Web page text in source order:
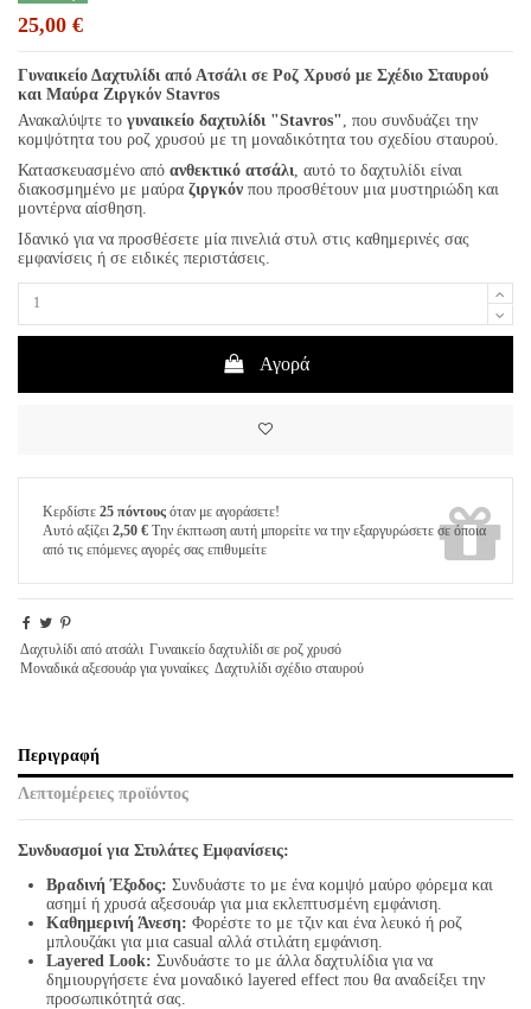
25,00 €
Γυναικείο Δαχτυλίδι από Ατσάλι σε Ροζ Χρυσό με Σχέδιο Σταυρού
και Μαύρα Ζιργκόν Stavros
Ανακαλύψτε το γυναικείο δαχτυλίδι "Stavros", που συνδυάζει την
κομψότητα του ροζ χρυσού με τη μοναδικότητα του σχεδίου σταυρού.
Κατασκευασμένο από ανθεκτικό ατσάλι, αυτό το δαχτυλίδι είναι
διακοσμημένο με μαύρα ζιργκόν που προσθέτουν μια μυστηριώδη και
μοντέρνα αίσθηση.
Ιδανικό για να προσθέσετε μία πινελιά στυλ στις καθημερινές σας
εμφανίσεις ή σε ειδικές περιστάσεις.
Αγορά
Κερδίστε 25 πόντους όταν με αγοράσετε!
Αυτό αξίζει 2,50 € Την έκπτωση αυτή μπορείτε να την εξαργυρώσετε σε όποια
από τις επόμενες αγορές σας επιθυμείτε
Δαχτυλίδι από ατσάλι Γυναικείο δαχτυλίδι σε ροζ χρυσό
Μοναδικά αξεσουάρ για γυναίκες Δαχτυλίδι σχέδιο σταυρού
Περιγραφή
Λεπτομέρειες προϊόντος
Συνδυασμοί για Στυλάτες Εμφανίσεις:
Βραδινή Έξοδος: Συνδυάστε το με ένα κομψό μαύρο φόρεμα και
ασημί ή χρυσά αξεσουάρ για μια εκλεπτυσμένη εμφάνιση.
Καθημερινή Άνεση: Φορέστε το με τζιν και ένα λευκό ή ροζ
μπλουζάκι για μια casual αλλά στιλάτη εμφάνιση.
Layered Look: Συνδυάστε το με άλλα δαχτυλίδια για να
δημιουργήσετε ένα μοναδικό layered effect που θα αναδείξει την
προσωπικότητά σας.